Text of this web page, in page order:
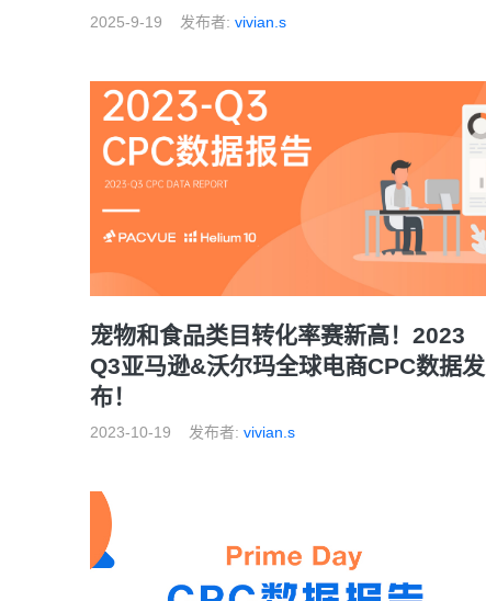
2025-9-19 发布者: vivian.s
宠物和食品类目转化率赛新高！2023
Q3亚马逊&沃尔玛全球电商CPC数据发
布！
2023-10-19 发布者: vivian.s